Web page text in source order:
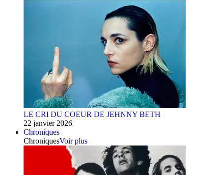
LE CRI DU COEUR DE JEHNNY BETH
22 janvier 2026
Chroniques
ChroniquesVoir plus